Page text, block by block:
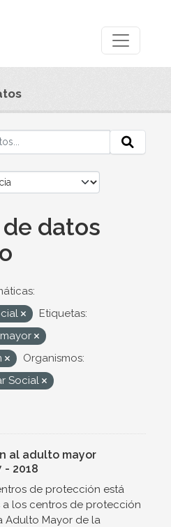
datos
Etiquetas:
Organismos:
Social
al adulto mayor
- 2018
de protección está
a los centros de protección
Adulto Mayor de la